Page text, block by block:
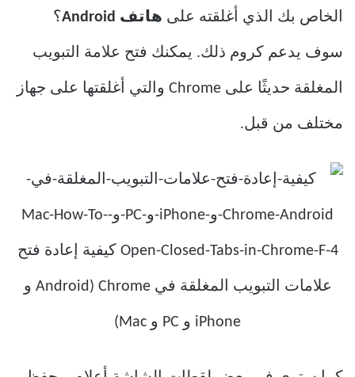
الخاص بك الذي أغلقته على هاتف Android ؟
سوف يدعم كروم ذلك. يمكنك فتح علامة التبويب
المغلقة حديثًا على Chrome والتي أغلقتها على جهاز
مختلف من قبل.